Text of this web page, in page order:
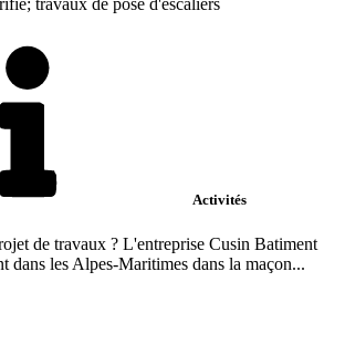
travaux de pose d'escaliers
Activités
de travaux ? L'entreprise Cusin Batiment
dans les Alpes-Maritimes dans la maçon...